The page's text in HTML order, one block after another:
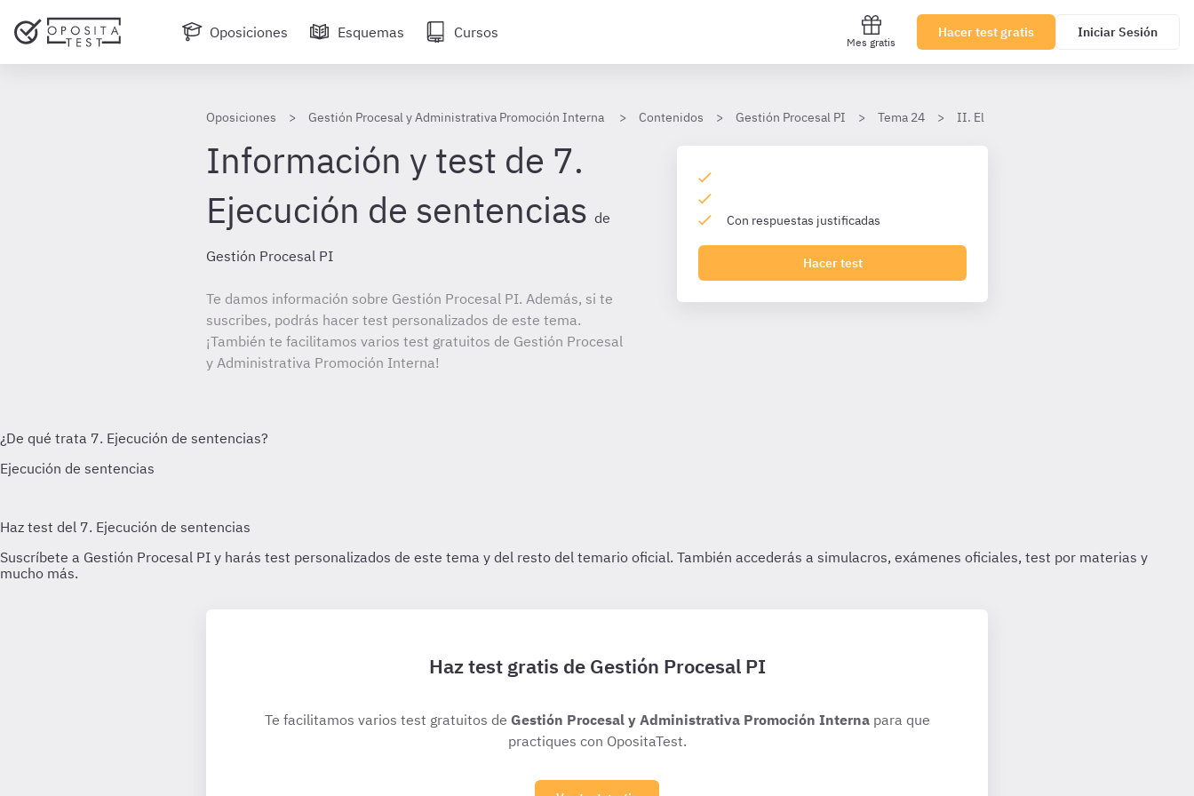
Oposiciones Esquemas Cursos
Mes gratis
Hacer test gratis Iniciar Sesión
Oposiciones Gestión Procesal y Administrativa Promoción Interna Contenidos Gestión Procesal PI Tema 24 II. El procedimiento abreviado
Información y test de 7.
Ejecución de sentencias de
Gestión Procesal PI
Te damos información sobre Gestión Procesal PI. Además, si te
suscribes, podrás hacer test personalizados de este tema.
¡También te facilitamos varios test gratuitos de Gestión Procesal
y Administrativa Promoción Interna!
Con respuestas justificadas
Hacer test
Haz test gratis de Gestión Procesal PI
Te facilitamos varios test gratuitos de Gestión Procesal y Administrativa Promoción Internapara que
practiques con OpositaTest.